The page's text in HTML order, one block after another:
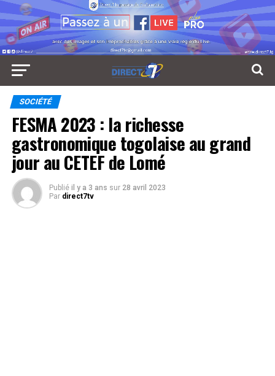
SOCIÉTÉ
FESMA 2023 : la richesse
gastronomique togolaise au grand
jour au CETEF de Lomé
Publié il y a 3 ans sur 28 avril 2023
Par direct7tv